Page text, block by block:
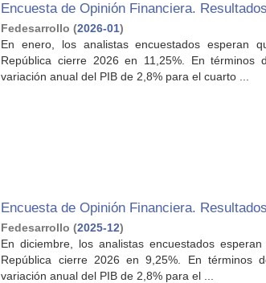
Encuesta de Opinión Financiera.
Fedesarrollo (2026-01)
En enero, los analistas encuestados esperan
República cierre 2026 en 11,25%. En términos
variación anual del PIB de 2,8% para el cuarto ...
Encuesta de Opinión Financiera.
Fedesarrollo (2025-12)
En diciembre, los analistas encuestados
República cierre 2026 en 9,25%. En términos
variación anual del PIB de 2,8% para el ...